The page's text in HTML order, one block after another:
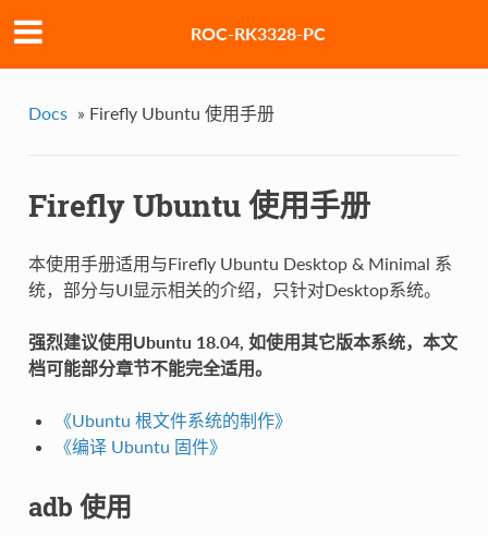
ROC-RK3328-PC
Docs » Firefly Ubuntu 使用手册
Firefly Ubuntu 使用手册
本使用手册适用与Firefly Ubuntu Desktop & Minimal 系
统，部分与UI显示相关的介绍，只针对Desktop系统。
强烈建议使用Ubuntu 18.04, 如使用其它版本系统，本文
档可能部分章节不能完全适用。
《Ubuntu 根文件系统的制作》
《编译 Ubuntu 固件》
adb 使用